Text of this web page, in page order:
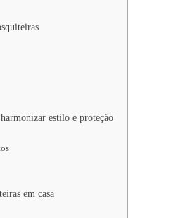
estilo e proteção
em casa